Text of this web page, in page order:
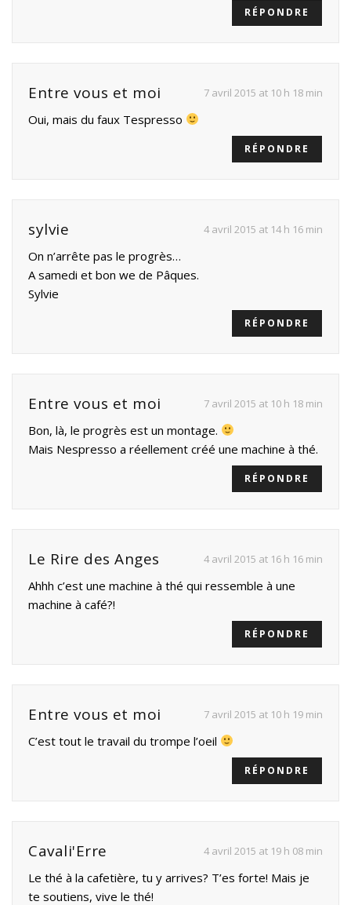
RÉPONDRE
Entre vous et moi 7 avril 2015 at 10 h 18 min
Oui, mais du faux Tespresso
RÉPONDRE
sylvie 4 avril 2015 at 14 h 16 min
On n’arrête pas le progrès…
A samedi et bon we de Pâques.
Sylvie
RÉPONDRE
Entre vous et moi 7 avril 2015 at 10 h 18 min
Bon, là, le progrès est un montage.
Mais Nespresso a réellement créé une machine à thé.
RÉPONDRE
Le Rire des Anges 4 avril 2015 at 16 h 16 min
Ahhh c’est une machine à thé qui ressemble à une
machine à café?!
RÉPONDRE
Entre vous et moi 7 avril 2015 at 10 h 19 min
C’est tout le travail du trompe l’oeil
RÉPONDRE
Cavali'Erre 4 avril 2015 at 19 h 08 min
Le thé à la cafetière, tu y arrives? T’es forte! Mais je
te soutiens, vive le thé!